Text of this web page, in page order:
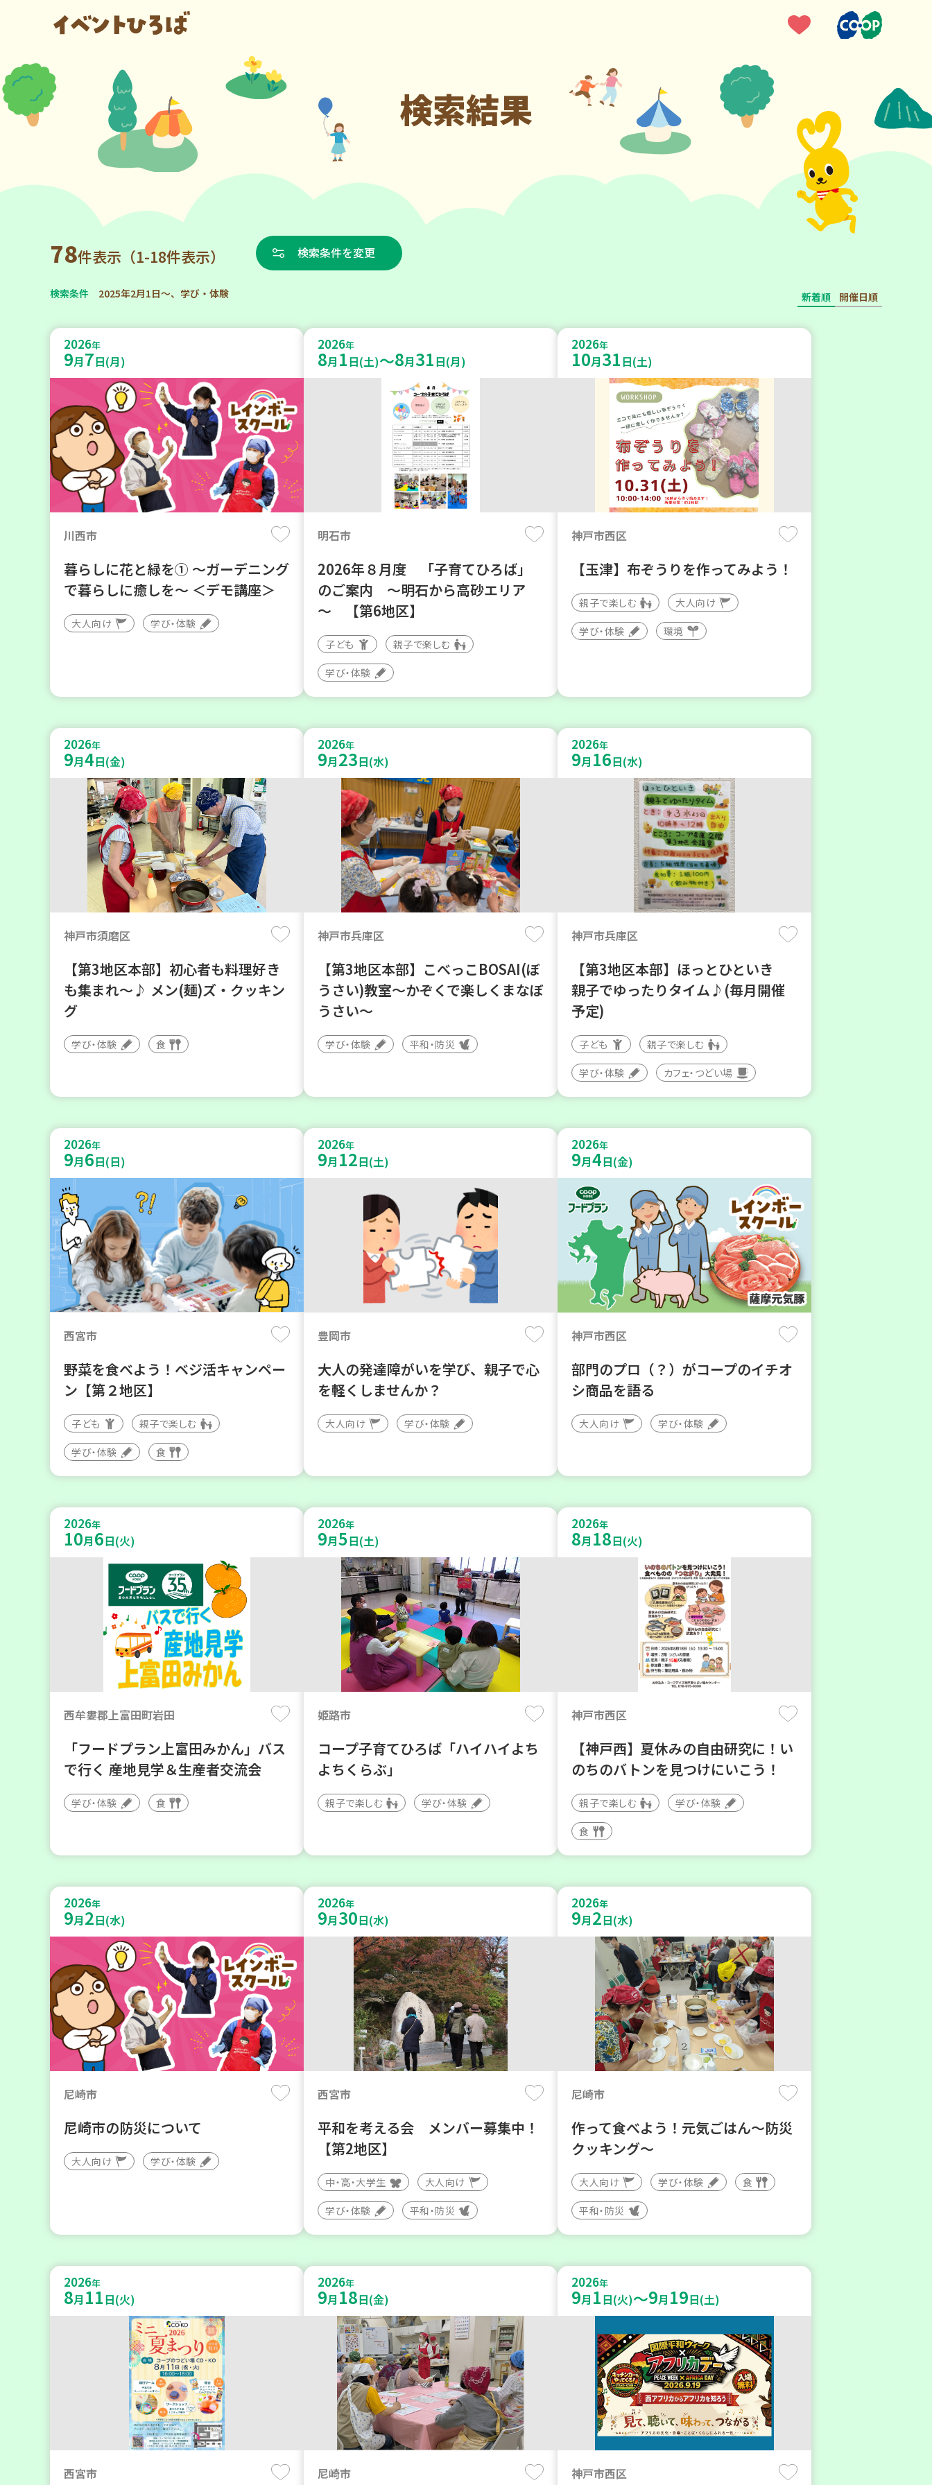
検索結果
78件表示（1-18件表示） 検索条件を変更
検索条件 2025年2月1日～、学び・体験 新着順 開催日順
2026年
9月7日(月)
川西市
暮らしに花と緑を① ～ガーデニング
で暮らしに癒しを～ ＜デモ講座＞
大人向け 学び・体験
2026年
8月 1日(土)～8月31日(月)
明石市
2026年８月度 「子育てひろば」
のご案内 ～明石から高砂エリア
～ 【第6地区】
子ども 親子で楽しむ
学び・体験
2026年
10月31日(土)
神戸市西区
【玉津】布ぞうりを作ってみよう！
親子で楽しむ 大人向け
学び・体験 環境
2026年
9月4日(金)
神戸市須磨区
【第3地区本部】初心者も料理好き
も集まれ～♪ メン(麺)ズ・クッキン
グ
学び・体験 食
2026年
9月23日(水)
神戸市兵庫区
【第3地区本部】こべっこBOSAI(ぼ
うさい)教室～かぞくで楽しくまなぼ
うさい～
学び・体験 平和・防災
2026年
9月 16日(水)
神戸市兵庫区
【第3地区本部】ほっとひといき
親子でゆったりタイム♪(毎月開催
予定)
子ども 親子で楽しむ
学び・体験 カフェ・つどい場
2026年
9月6日(日)
西宮市
野菜を食べよう！ベジ活キャンペー
ン【第２地区】
子ども 親子で楽しむ
学び・体験 食
2026年
9月 12日(土)
豊岡市
大人の発達障がいを学び、親子で心
を軽くしませんか？
大人向け 学び・体験
2026年
9月4日(金)
神戸市西区
部門のプロ（？）がコープのイチオ
シ商品を語る
大人向け 学び・体験
2026年
10月6日(火)
西牟婁郡上富田町岩田
「フードプラン上富田みかん」バス
で行く 産地見学＆生産者交流会
学び・体験 食
2026年
9月5日(土)
姫路市
コープ子育てひろば「ハイハイよち
よちくらぶ」
親子で楽しむ 学び・体験
2026年
8月 18日(火)
神戸市西区
【神戸西】夏休みの自由研究に！い
のちのバトンを見つけにいこう！
親子で楽しむ 学び・体験
食
2026年
9月2日(水)
尼崎市
尼崎市の防災について
大人向け 学び・体験
2026年
9月30日(水)
西宮市
平和を考える会 メンバー募集中！
【第2地区】
中・高・大学生 大人向け
学び・体験 平和・防災
2026年
9月2日(水)
尼崎市
作って食べよう！元気ごはん～防災
クッキング～
大人向け 学び・体験 食
平和・防災
2026年
8月 11日(火)
西宮市
2026年
9月 18日(金)
尼崎市
2026年
9月 1日(火)～9月 19日(土)
神戸市西区